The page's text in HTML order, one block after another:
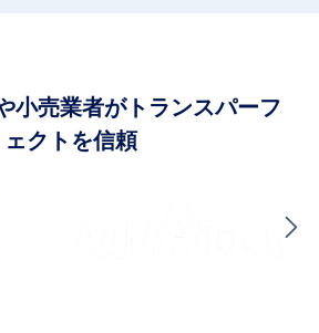
小売業者がトランスパーフ
ェクトを信頼